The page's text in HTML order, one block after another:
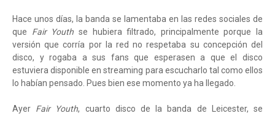
Hace unos días, la banda se lamentaba en las redes sociales de
que Fair Youth se hubiera filtrado, principalmente porque la
versión que corría por la red no respetaba su concepción del
disco, y rogaba a sus fans que esperasen a que el disco
estuviera disponible en streaming para escucharlo tal como ellos
lo habían pensado. Pues bien ese momento ya ha llegado.
Ayer Fair Youth, cuarto disco de la banda de Leicester, se